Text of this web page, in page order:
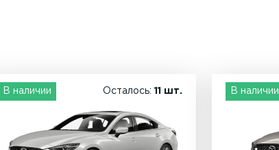
В наличии Осталось: 11 шт. В наличии